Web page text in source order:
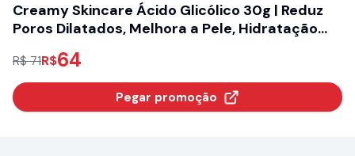
Creamy Skincare Ácido Glicólico 30g | Reduz
Poros Dilatados, Melhora a Pele, Hidratação
| Todos os Tipos de Pele, Noturno
R$ 71R$64
Pegar promoção